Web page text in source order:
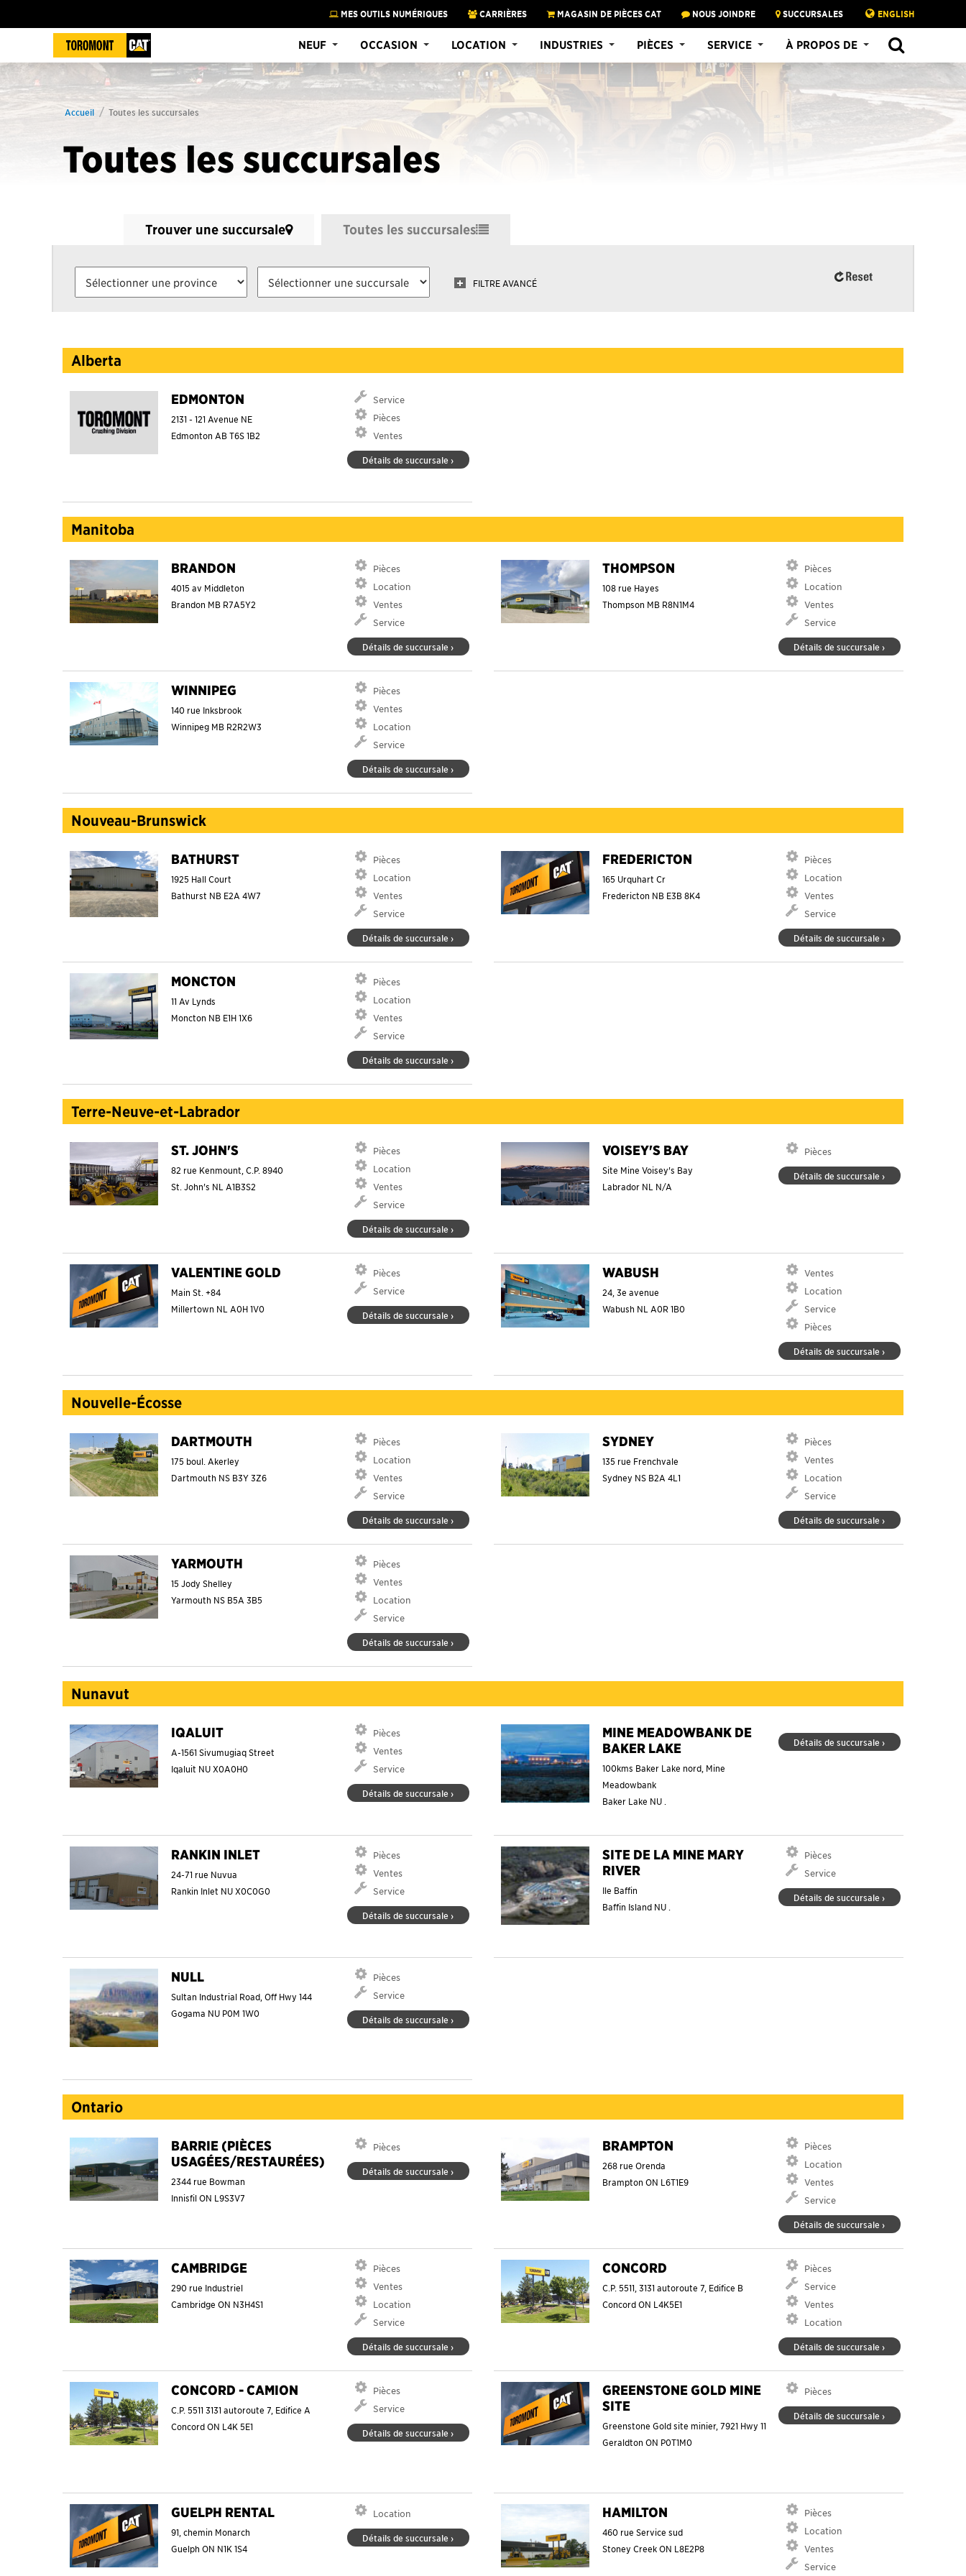
MES OUTILS NUMÉRIQUES CARRIÈRES MAGASIN DE PIÈCES CAT NOUS JOINDRE SUCCURSALES ENGLISH
NEUF OCCASION LOCATION INDUSTRIES PIÈCES SERVICE À PROPOS DE
Accueil Toutes les succursales
Toutes les succursales
Trouver une succursale Toutes les succursales
FILTRE AVANCÉ
Alberta
EDMONTON
2131 - 121 Avenue NE
Edmonton AB T6S 1B2
Service
Pièces
Ventes
Détails de succursale ›
Manitoba
BRANDON
4015 av Middleton
Brandon MB R7A5Y2
Pièces
Location
Ventes
Service
Détails de succursale ›
THOMPSON
108 rue Hayes
Thompson MB R8N1M4
Pièces
Location
Ventes
Service
Détails de succursale ›
WINNIPEG
140 rue Inksbrook
Winnipeg MB R2R2W3
Pièces
Ventes
Location
Service
Détails de succursale ›
Nouveau-Brunswick
BATHURST
1925 Hall Court
Bathurst NB E2A 4W7
Pièces
Location
Ventes
Service
Détails de succursale ›
FREDERICTON
165 Urquhart Cr
Fredericton NB E3B 8K4
Pièces
Location
Ventes
Service
Détails de succursale ›
MONCTON
11 Av Lynds
Moncton NB E1H 1X6
Pièces
Location
Ventes
Service
Détails de succursale ›
Terre-Neuve-et-Labrador
ST. JOHN'S
82 rue Kenmount, C.P. 8940
St. John's NL A1B3S2
Pièces
Location
Ventes
Service
Détails de succursale ›
VOISEY'S BAY
Site Mine Voisey's Bay
Labrador NL N/A
Pièces
Détails de succursale ›
VALENTINE GOLD
Main St. +84
Millertown NL A0H 1V0
Pièces
Service
Détails de succursale ›
WABUSH
24, 3e avenue
Wabush NL A0R 1B0
Ventes
Location
Service
Pièces
Détails de succursale ›
Nouvelle-Écosse
DARTMOUTH
175 boul. Akerley
Dartmouth NS B3Y 3Z6
Pièces
Location
Ventes
Service
Détails de succursale ›
SYDNEY
135 rue Frenchvale
Sydney NS B2A 4L1
Pièces
Ventes
Location
Service
Détails de succursale ›
YARMOUTH
15 Jody Shelley
Yarmouth NS B5A 3B5
Pièces
Ventes
Location
Service
Détails de succursale ›
Nunavut
IQALUIT
A-1561 Sivumugiaq Street
Iqaluit NU X0A0H0
Pièces
Ventes
Service
Détails de succursale ›
MINE MEADOWBANK DE
BAKER LAKE
100kms Baker Lake nord, Mine
Meadowbank
Baker Lake NU
Détails de succursale ›
RANKIN INLET
24-71 rue Nuvua
Rankin Inlet NU X0C0G0
Pièces
Ventes
Service
Détails de succursale ›
SITE DE LA MINE MARY
RIVER
Ile Baffin
Baffin Island NU
Pièces
Service
Détails de succursale ›
NULL
Sultan Industrial Road, Off Hwy 144
Gogama NU P0M 1W0
Pièces
Service
Détails de succursale ›
Ontario
BARRIE (PIÈCES
USAGÉES/RESTAURÉES)
2344 rue Bowman
InnisfilON L9S3V7
Pièces
Détails de succursale ›
BRAMPTON
268 rue Orenda
BramptonON L6T1E9
Pièces
Location
Ventes
Service
Détails de succursale ›
CAMBRIDGE
290 rue Industriel
CambridgeON N3H4S1
Pièces
Ventes
Location
Service
Détails de succursale ›
CONCORD
C.P. 5511, 3131 autoroute 7, Edifice B
ConcordON L4K5E1
Pièces
Service
Ventes
Location
Détails de succursale ›
CONCORD - CAMION
C.P. 5511 3131 autoroute 7, Edifice A
ConcordON L4K 5E1
Pièces
Service
Détails de succursale ›
GREENSTONE GOLD MINE
SITE
Greenstone Gold site minier, 7921 Hwy 11
GeraldtonON P0T1M0
Pièces
Détails de succursale ›
GUELPH RENTAL
91, chemin Monarch
GuelphON N1K 1S4
Location
Détails de succursale ›
HAMILTON
460 rue Service sud
Stoney CreekON L8E2P8
Pièces
Location
Ventes
Service